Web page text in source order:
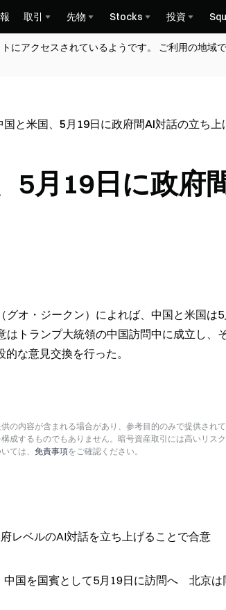
取引 先物 Stocks 投資
にアクセスされているようです。 ご利用の地
国と米国、5月19日に政府間AI対話の立ち上
5月19日に政府
グオ・ジークン）によれば、中国と米国は
はトランプ大統領の中国訪問中に成立し、
な意見交換を行った。
の内容が含まれる場合があり、参考目的のみで提供され
成するものでもありません。暗号資産取引には高いリス
ては、 免責事項をご確認ください。
レベルのAI対話を立ち上げることで合意
中国を国賓として5月19日に訪問へ 北京